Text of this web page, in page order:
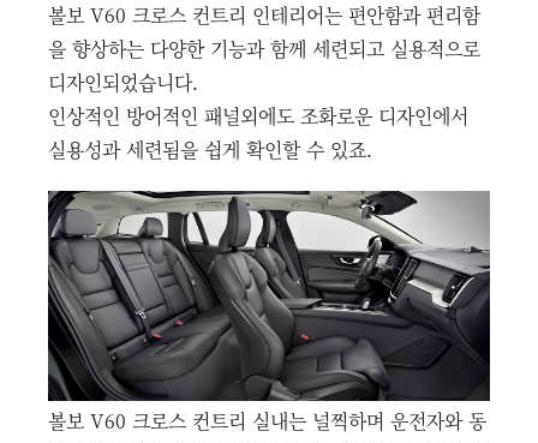
볼보 V60 크로스 컨트리 인테리어는 편안함과 편리함
을 향상하는 다양한 기능과 함께 세련되고 실용적으로
디자인되었습니다.
인상적인 방어적인 패널외에도 조화로운 디자인에서
실용성과 세련됨을 쉽게 확인할 수 있죠.
볼보 V60 크로스 컨트리 실내는 널찍하며 운전자와 동